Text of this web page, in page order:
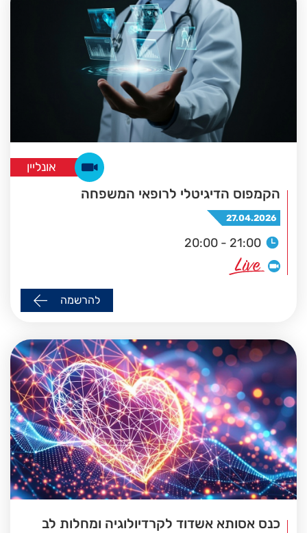
אונליין
הקמפוס הדיגיטלי לרופאי המשפחה
27.04.2026
20:00 - 21:00
להרשמה
כנס אסותא אשדוד לקרדיולוגיה ומחלות לב